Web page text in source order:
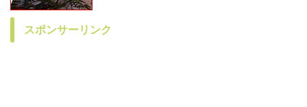
スポンサーリンク